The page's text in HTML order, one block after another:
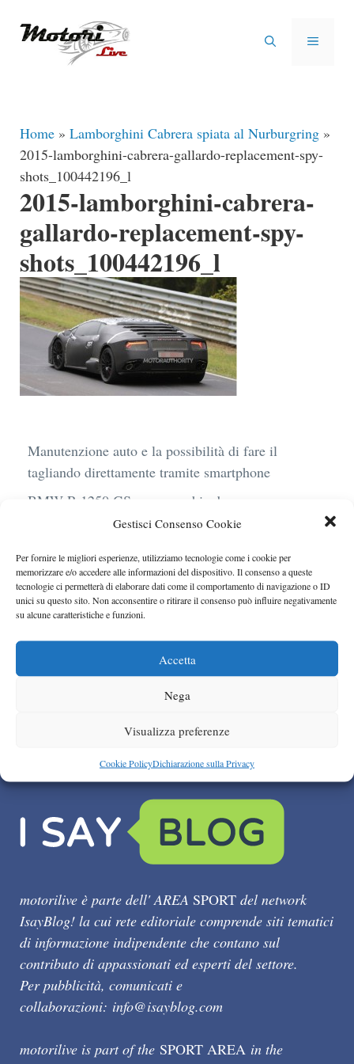
Gestisci Consenso Cookie
Per fornire le migliori esperienze, utilizziamo tecnologie come i cookie per
memorizzare e/o accedere alle informazioni del dispositivo. Il consenso a queste
tecnologie ci permetterà di elaborare dati come il comportamento di navigazione o ID
unici su questo sito. Non acconsentire o ritirare il consenso può influire negativamente
su alcune caratteristiche e funzioni.
Accetta
Nega
Visualizza preferenze
Cookie PolicyDichiarazione sulla Privacy
MENU
Home » Lamborghini Cabrera spiata al Nurburgring »
2015-lamborghini-cabrera-gallardo-replacement-spy-
shots_100442196_l
2015-lamborghini-cabrera-
gallardo-replacement-spy-
shots_100442196_l
Manutenzione auto e la possibilità di fare il
tagliando direttamente tramite smartphone
BMW R 1250 GS: cosa cambia davvero con uno
scarico aftermarket omologato
Audi Q4 e-Tron 40 Business elettrica: mobilità
sostenibile, stile, anche con noleggio a lungo
termine
Ufficiale l’arrivo degli stop lampeggianti
obbligatori in Italia
Le caratteristiche del motore Turbo 100 di
motorilive è parte dell' AREA SPORT del network
IsayBlog! la cui rete editoriale comprende siti tematici
di informazione indipendente che contano sul
contributo di appassionati ed esperti del settore.
Per pubblicità, comunicati e
collaborazioni: info@isayblog.com
motorilive is part of the SPORT AREA in the